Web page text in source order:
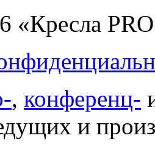
«Кресла
, конференц-
и